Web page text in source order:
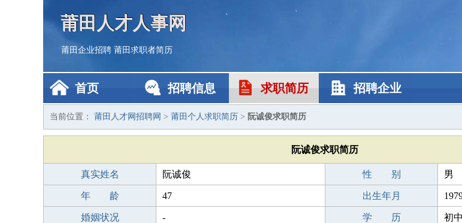
莆田人才人事网
莆田企业招聘 莆田求职者简历
首页 招聘信息 求职简历 招聘企业
当前位置： 莆田人才网招聘网 > 莆田个人求职简历 > 阮诚俊求职简历
阮诚俊求职简历
真实姓名 阮诚俊 性 别 男
年 龄 47 出生年月
婚姻状况 - 学 历 初中